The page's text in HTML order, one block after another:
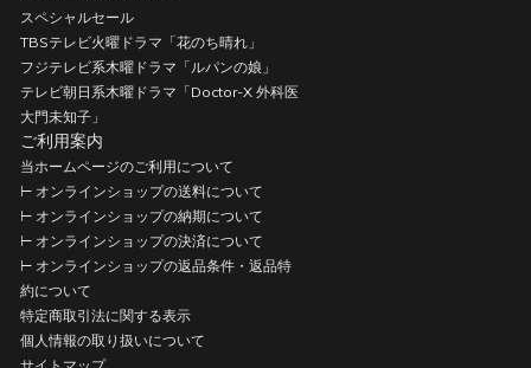
スペシャルセール
TBSテレビ火曜ドラマ「花のち晴れ」
フジテレビ系木曜ドラマ「ルパンの娘」
テレビ朝日系木曜ドラマ「Doctor-X 外科医
大門未知子」
ご利用案内
当ホームページのご利用について
⊢ オンラインショップの送料について
⊢ オンラインショップの納期について
⊢ オンラインショップの決済について
⊢ オンラインショップの返品条件・返品特
約について
特定商取引法に関する表示
個人情報の取り扱いについて